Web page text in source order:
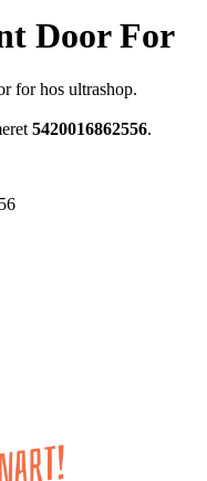
Door For
for hos ultrashop.
5420016862556.